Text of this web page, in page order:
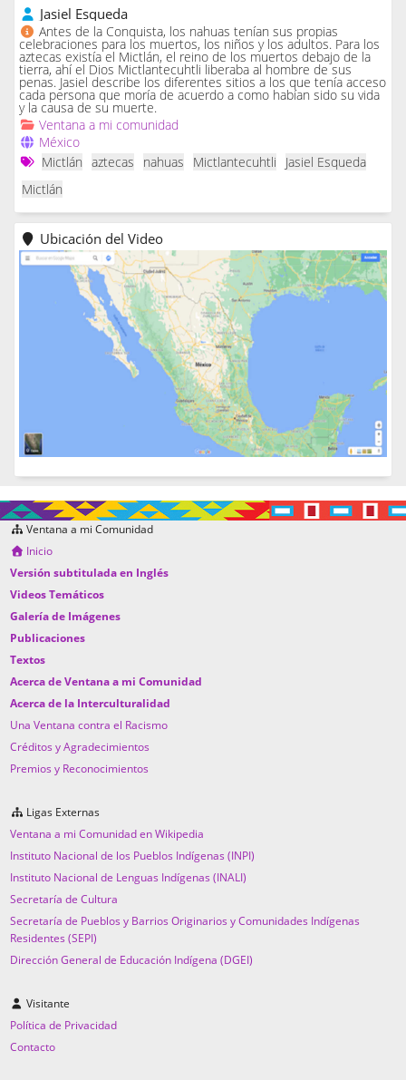
Jasiel Esqueda
Antes de la Conquista, los nahuas tenían sus propias
celebraciones para los muertos, los niños y los adultos. Para los
aztecas existía el Mictlán, el reino de los muertos debajo de la
tierra, ahí el Dios Mictlantecuhtli liberaba al hombre de sus
penas. Jasiel describe los diferentes sitios a los que tenía acceso
cada persona que moría de acuerdo a como habían sido su vida
y la causa de su muerte.
Ventana a mi comunidad
México
Mictlán aztecas nahuas Mictlantecuhtli
Jasiel Esqueda
Mictlán
Ubicación del Video
Ventana a mi Comunidad
Inicio
Versión subtitulada en Inglés
Videos Temáticos
Galería de Imágenes
Publicaciones
Textos
Acerca de Ventana a mi Comunidad
Acerca de la Interculturalidad
Una Ventana contra el Racismo
Créditos y Agradecimientos
Premios y Reconocimientos
Ligas Externas
Ventana a mi Comunidad en Wikipedia
Instituto Nacional de los Pueblos Indígenas (INPI)
Instituto Nacional de Lenguas Indígenas (INALI)
Secretaría de Cultura
Secretaría de Pueblos y Barrios Originarios y Comunidades Indígenas
Residentes (SEPI)
Dirección General de Educación Indígena (DGEI)
Visitante
Política de Privacidad
Contacto